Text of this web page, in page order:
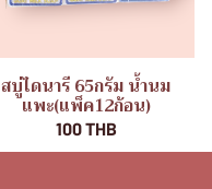
สบู่ไดนารี 65กรัม น้ำนม
แพะ(แพ็ค12ก้อน)
100 THB